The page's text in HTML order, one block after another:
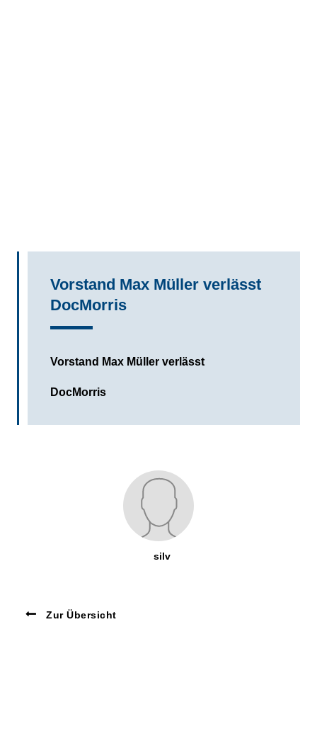
Vorstand Max Müller verlässt
DocMorris
Vorstand Max Müller verlässt
DocMorris
silv
Zur Übersicht